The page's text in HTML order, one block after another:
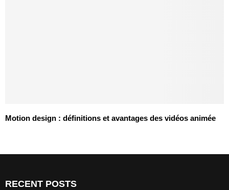
Motion design : définitions et avantages des vidéos animée
RECENT POSTS